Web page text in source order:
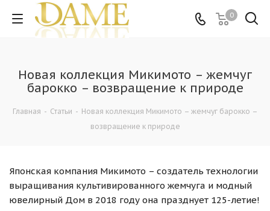
0
Новая коллекция Микимото – жемчуг
барокко – возвращение к природе
Главная - Статьи - Новая коллекция Микимото – жемчуг барокко –
возвращение к природе
Японская компания Микимото – создатель технологии
выращивания культивированного жемчуга и модный
ювелирный Дом в 2018 году она празднует 125-летие!